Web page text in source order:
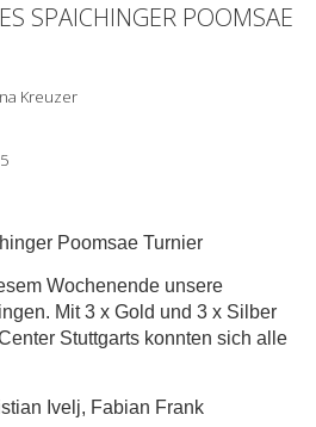
SPAICHINGER POOMSAE
Kreuzer
Poomsae Turnier
Wochenende unsere
Mit 3 x Gold und 3 x Silber
Stuttgarts konnten sich alle
Ivelj, Fabian Frank